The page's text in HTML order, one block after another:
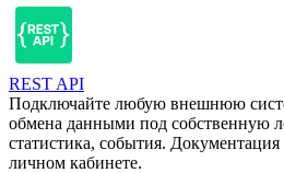
REST API
Подключайте любую внешнюю
обмена данными под собственную
статистика, события.
личном кабинете.